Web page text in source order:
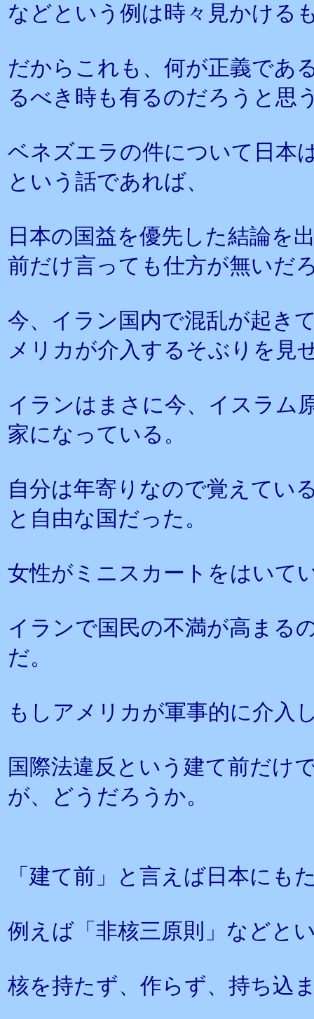
などという例は時々見かける
だからこれも、何が正義であ
るべき時も有るのだろうと思
ベネズエラの件について日本
という話であれば、
日本の国益を優先した結論を
前だけ言っても仕方が無いだ
今、イラン国内で混乱が起き
メリカが介入するそぶりを見
イランはまさに今、イスラム
家になっている。
自分は年寄りなので覚えてい
と自由な国だった。
女性がミニスカートをはいて
イランで国民の不満が高まる
だ。
もしアメリカが軍事的に介入
国際法違反という建て前だけ
が、どうだろうか。
「建て前」と言えば日本にも
例えば「非核三原則」などと
核を持たず、作らず、持ち込